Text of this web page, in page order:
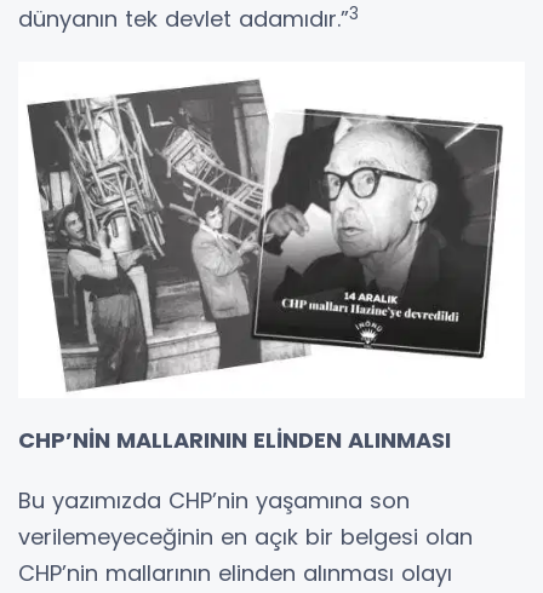
dünyanın tek devlet adamıdır.”3
CHP’NİN MALLARININ ELİNDEN ALINMASI
Bu yazımızda CHP’nin yaşamına son
verilemeyeceğinin en açık bir belgesi olan
CHP’nin mallarının elinden alınması olayı